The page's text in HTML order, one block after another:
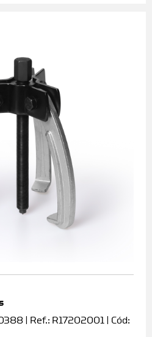
| Ref.: R17202001 | Cód: